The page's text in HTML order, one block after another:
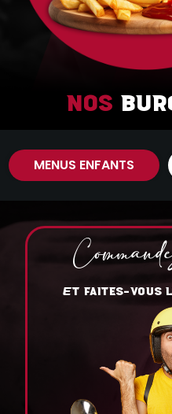
Nos
MENUS ENFANTS
ET FAITES-VOUS